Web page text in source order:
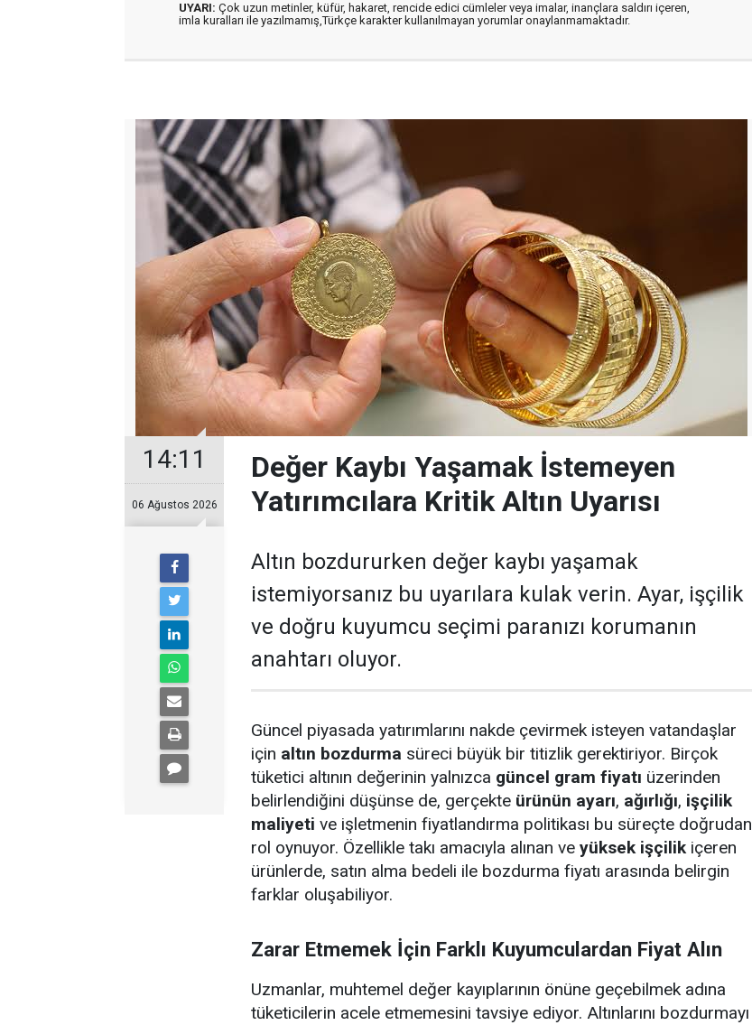
UYARI: Çok uzun metinler, küfür, hakaret, rencide edici cümleler veya imalar, inançlara saldırı içeren,
imla kuralları ile yazılmamış,Türkçe karakter kullanılmayan yorumlar onaylanmamaktadır.
14:11
06 Ağustos 2026
Değer Kaybı Yaşamak İstemeyen
Yatırımcılara Kritik Altın Uyarısı
Altın bozdururken değer kaybı yaşamak
istemiyorsanız bu uyarılara kulak verin. Ayar, işçilik
ve doğru kuyumcu seçimi paranızı korumanın
anahtarı oluyor.
Güncel piyasada yatırımlarını nakde çevirmek isteyen vatandaşlar
için altın bozdurma süreci büyük bir titizlik gerektiriyor. Birçok
tüketici altının değerinin yalnızca güncel gram fiyatı üzerinden
belirlendiğini düşünse de, gerçekte ürünün ayarı, ağırlığı, işçilik
maliyeti ve işletmenin fiyatlandırma politikası bu süreçte doğrudan
rol oynuyor. Özellikle takı amacıyla alınan ve yüksek işçilikiçeren
ürünlerde, satın alma bedeli ile bozdurma fiyatı arasında belirgin
farklar oluşabiliyor.
Zarar Etmemek İçin Farklı Kuyumculardan Fiyat Alın
Uzmanlar, muhtemel değer kayıplarının önüne geçebilmek adına
tüketicilerin acele etmemesini tavsiye ediyor. Altınlarını bozdurmayı